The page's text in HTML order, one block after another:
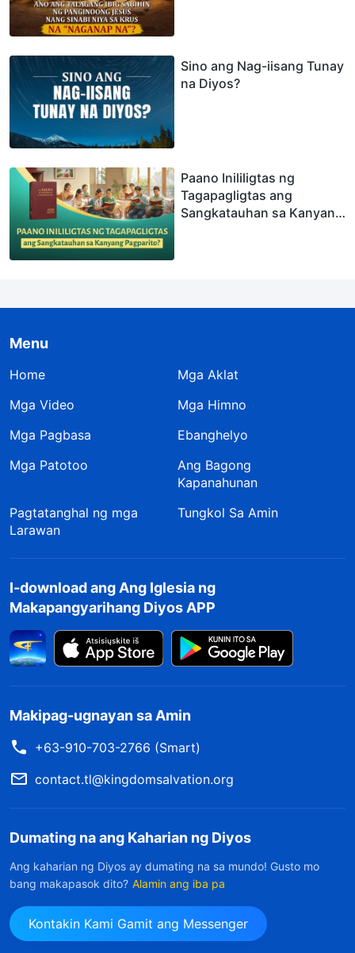
Sino ang Nag-iisang Tunay
na Diyos?
Paano Inililigtas ng
Tagapagligtas ang
Sangkatauhan sa Kanyang
Menu
Home
Mga Aklat
Mga Video
Mga Himno
Mga Pagbasa
Ebanghelyo
Mga Patotoo
Ang Bagong
Kapanahunan
Pagtatanghal ng mga
Larawan
Tungkol Sa Amin
I-download ang Ang Iglesia ng
Makapangyarihang Diyos APP
Makipag-ugnayan sa Amin
+63-910-703-2766 (Smart)
contact.tl@kingdomsalvation.org
Dumating na ang Kaharian ng Diyos
Ang kaharian ng Diyos ay dumating na sa mundo! Gusto mo
bang makapasok dito? Alamin ang iba pa
Kontakin Kami Gamit ang Messenger